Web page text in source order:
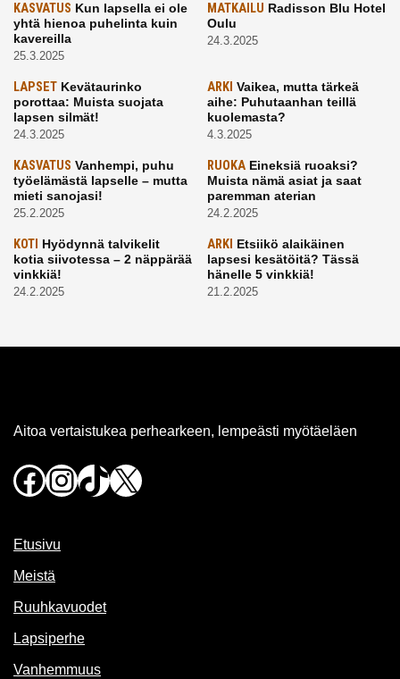
KASVATUS Kun lapsella ei ole
yhtä hienoa puhelinta kuin
kavereilla
25.3.2025
MATKAILU Radisson Blu Hotel
Oulu
24.3.2025
LAPSET Kevätaurinko
porottaa: Muista suojata
lapsen silmät!
24.3.2025
ARKI Vaikea, mutta tärkeä
aihe: Puhutaanhan teillä
kuolemasta?
4.3.2025
KASVATUS Vanhempi, puhu
työelämästä lapselle – mutta
mieti sanojasi!
25.2.2025
RUOKAEineksiä ruoaksi?
Muista nämä asiat ja saat
paremman aterian
24.2.2025
KOTI Hyödynnä talvikelit
kotia siivotessa – 2 näppärää
vinkkiä!
24.2.2025
ARKI Etsiikö alaikäinen
lapsesi kesätöitä? Tässä
hänelle 5 vinkkiä!
21.2.2025
Aitoa vertaistukea perhearkeen, lempeästi myötäeläen
Facebook
Instagram
TikTok
X
Etusivu
Meistä
Ruuhkavuodet
Lapsiperhe
Vanhemmuus